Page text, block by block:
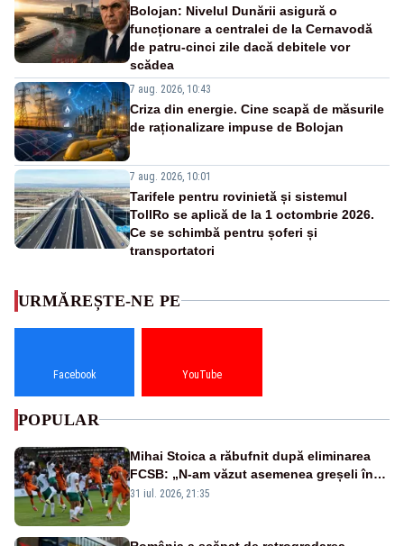
Bolojan: Nivelul Dunării asigură o
funcționare a centralei de la Cernavodă
de patru-cinci zile dacă debitele vor
scădea
7 aug. 2026, 10:43
Criza din energie. Cine scapă de măsurile
de raționalizare impuse de Bolojan
7 aug. 2026, 10:01
Tarifele pentru rovinietă și sistemul
TollRo se aplică de la 1 octombrie 2026.
Ce se schimbă pentru șoferi și
transportatori
URMĂREȘTE-NE PE
Facebook YouTube
POPULAR
Mihai Stoica a răbufnit după eliminarea
FCSB: „N-am văzut asemenea greșeli în
190 de meciuri europene”
31 iul. 2026, 21:35